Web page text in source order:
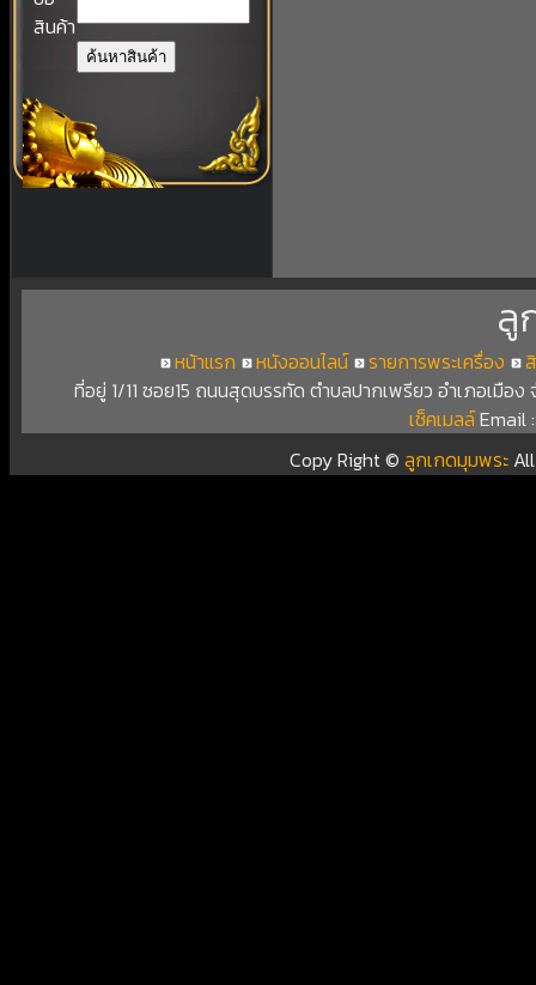
สินค้า
ลู
หน้าแรก หนังออนไลน์ รายการพระเครื่อง
ที่อยู่ 1/11 ซอย15 ถนนสุดบรรทัด ตำบลปากเพรียว อำเภอเมือ
เช็คเมลล์Email
Copy Right ©ลูกเกดมุมพระ